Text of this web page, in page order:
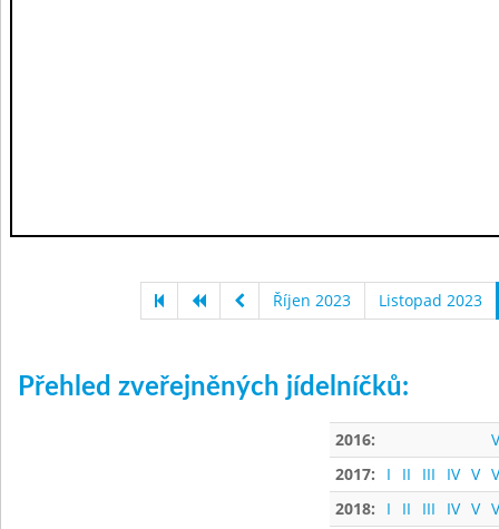
Říjen 2023 Listopad 2023
Přehled zveřejněných jídelníčků:
2016:
2017:
I II III IV V
2018:
I II III IV V